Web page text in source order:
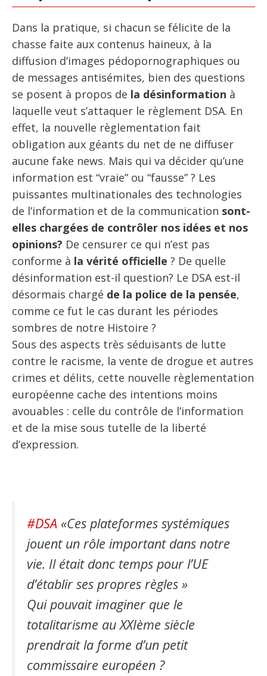
Dans la pratique, si chacun se félicite de la
chasse faite aux contenus haineux, à la
diffusion d’images pédopornographiques ou
de messages antisémites, bien des questions
se posent à propos de la désinformation à
laquelle veut s’attaquer le règlement DSA. En
effet, la nouvelle règlementation fait
obligation aux géants du net de ne diffuser
aucune fake news. Mais qui va décider qu’une
information est “vraie” ou “fausse” ? Les
puissantes multinationales des technologies
de l’information et de la communication sont-
elles chargées de contrôler nos idées et nos
opinions? De censurer ce qui n’est pas
conforme à la vérité officielle ? De quelle
désinformation est-il question? Le DSA est-il
désormais chargé de la police de la pensée,
comme ce fut le cas durant les périodes
sombres de notre Histoire ?
Sous des aspects très séduisants de lutte
contre le racisme, la vente de drogue et autres
crimes et délits, cette nouvelle règlementation
européenne cache des intentions moins
avouables : celle du contrôle de l’information
et de la mise sous tutelle de la liberté
d’expression.
#DSA «Ces plateformes systémiques
jouent un rôle important dans notre
vie. Il était donc temps pour l’UE
d’établir ses propres règles »
Qui pouvait imaginer que le
totalitarisme au XXIème siècle
prendrait la forme d’un petit
commissaire européen ?